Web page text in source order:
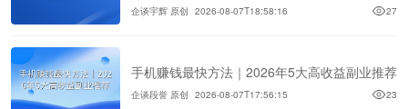
企谈宇辉 原创 2026-08-07T18:58:16 27
手机赚钱最快方法｜2026年5大高收益副业推荐
企谈段誉 原创 2026-08-07T17:56:15 23